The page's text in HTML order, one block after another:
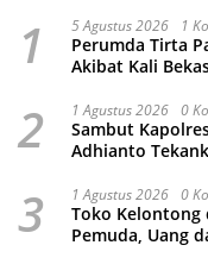
1 5 Agustus 2026 1
Perumda Tirta
Akibat Kali
2 1 Agustus 2026 0
Sambut
Adhianto
3 1 Agustus 2026 0
Toko Kelontong
Pemuda, Uang